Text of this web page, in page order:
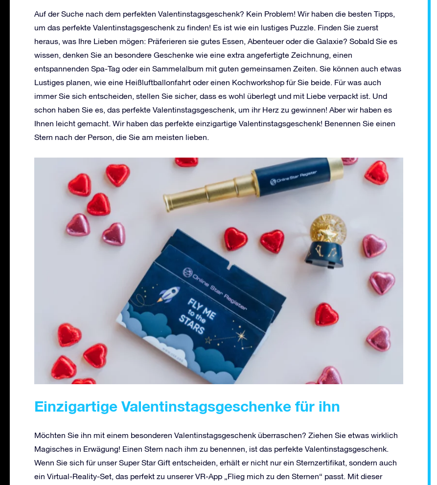
Auf der Suche nach dem perfekten Valentinstagsgeschenk? Kein Problem! Wir haben die besten Tipps,
um das perfekte Valentinstagsgeschenk zu finden! Es ist wie ein lustiges Puzzle. Finden Sie zuerst
heraus, was Ihre Lieben mögen: Präferieren sie gutes Essen, Abenteuer oder die Galaxie? Sobald Sie es
wissen, denken Sie an besondere Geschenke wie eine extra angefertigte Zeichnung, einen
entspannenden Spa-Tag oder ein Sammelalbum mit guten gemeinsamen Zeiten. Sie können auch etwas
Lustiges planen, wie eine Heißluftballonfahrt oder einen Kochworkshop für Sie beide. Für was auch
immer Sie sich entscheiden, stellen Sie sicher, dass es wohl überlegt und mit Liebe verpackt ist. Und
schon haben Sie es, das perfekte Valentinstagsgeschenk, um ihr Herz zu gewinnen! Aber wir haben es
Ihnen leicht gemacht. Wir haben das perfekte einzigartige Valentinstagsgeschenk! Benennen Sie einen
Stern nach der Person, die Sie am meisten lieben.
Einzigartige Valentinstagsgeschenke für ihn
Möchten Sie ihn mit einem besonderen Valentinstagsgeschenk überraschen? Ziehen Sie etwas wirklich
Magisches in Erwägung! Einen Stern nach ihm zu benennen, ist das perfekte Valentinstagsgeschenk.
Wenn Sie sich für unser Super Star Gift entscheiden, erhält er nicht nur ein Sternzertifikat, sondern auch
ein Virtual-Reality-Set, das perfekt zu unserer VR-App „Flieg mich zu den Sternen“ passt. Mit dieser